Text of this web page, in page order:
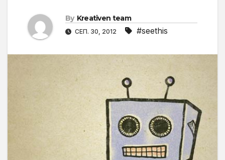
By Kreativen team
СЕП. 30, 2012 #seethis